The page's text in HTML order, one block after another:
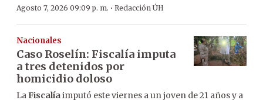
Agosto 7, 2026 09:09 p. m. · Redacción ÚH
Nacionales
Caso Roselín: Fiscalía imputa
a tres detenidos por
homicidio doloso
LaFiscalíaimputó este viernes a un joven de 21 años y a